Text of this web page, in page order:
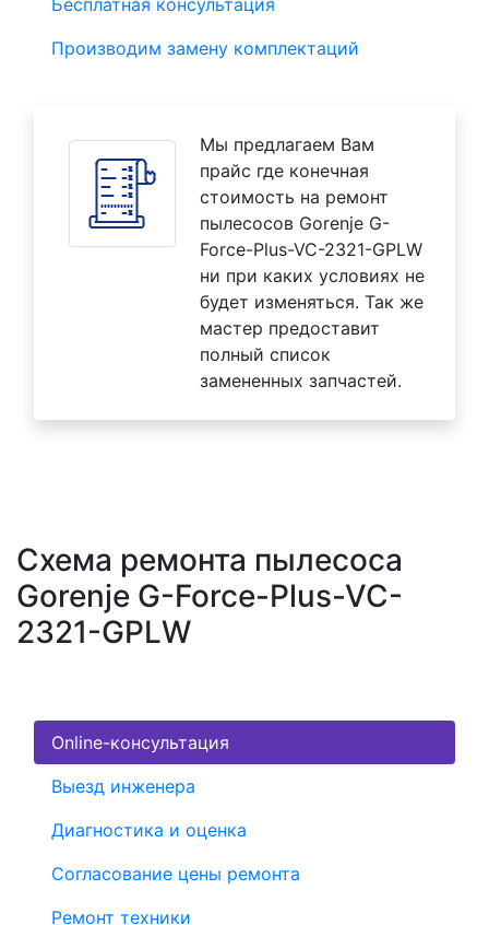
Бесплатная консультация
Производим замену комплектаций
Мы предлагаем Вам
прайс где конечная
стоимость на ремонт
пылесосов Gorenje G-
Force-Plus-VC-2321-GPLW
ни при каких условиях не
будет изменяться. Так же
мастер предоставит
полный список
замененных запчастей.
Схема ремонта пылесоса
Gorenje G-Force-Plus-VC-
2321-GPLW
Online-консультация
Выезд инженера
Диагностика и оценка
Согласование цены ремонта
Ремонт техники